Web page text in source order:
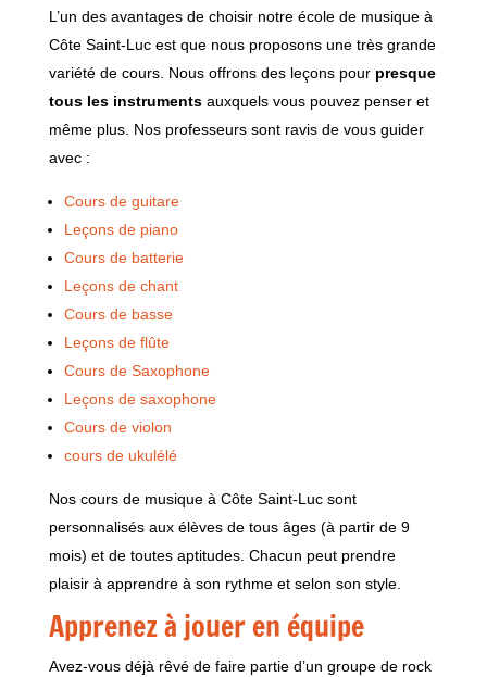
L’un des avantages de choisir notre école de musique à
Côte Saint-Luc est que nous proposons une très grande
variété de cours. Nous offrons des leçons pour presque
tous les instruments auxquels vous pouvez penser et
même plus. Nos professeurs sont ravis de vous guider
avec :
Cours de guitare
Leçons de piano
Cours de batterie
Leçons de chant
Cours de basse
Leçons de flûte
Cours de Saxophone
Leçons de saxophone
Cours de violon
cours de ukulélé
Nos cours de musique à Côte Saint-Luc sont
personnalisés aux élèves de tous âges (à partir de 9
mois) et de toutes aptitudes. Chacun peut prendre
plaisir à apprendre à son rythme et selon son style.
Apprenez à jouer en équipe
Avez-vous déjà rêvé de faire partie d’un groupe de rock